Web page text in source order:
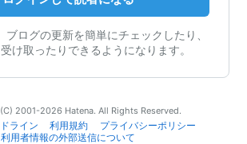
ブログの更新を簡単にチェックしたり、
け取ったりできるようになります。
2001-2026 Hatena. All Rights Reserved.
ライン 利用規約
プライバシーポリシー
利用者情報の外部送信について